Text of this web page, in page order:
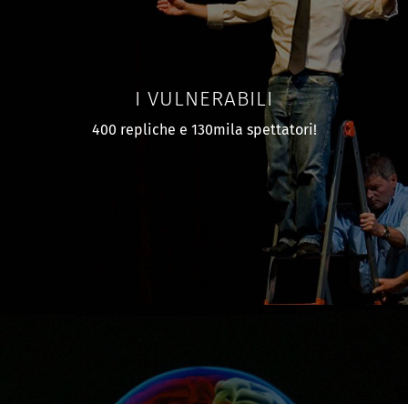
I VULNERABILI
400 repliche e 130mila spettatori!